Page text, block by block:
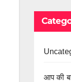
आप की